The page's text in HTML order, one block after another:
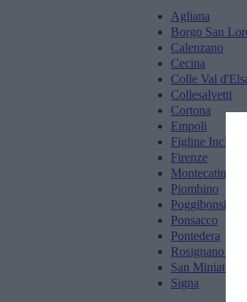
Agliana
Borgo San
Calenzano
Cecina
Colle Val
Collesalvetti
Cortona
Empoli
Figline Incisa
Firenze
Montecatini
Piombino
Poggibonsi
Ponsacco
Pontedera
Rosignano
San Miniato
Signa